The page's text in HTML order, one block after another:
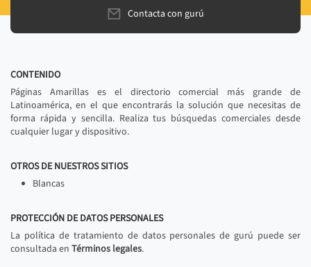
Contacta con gurú
CONTENIDO
Páginas Amarillas es el directorio comercial más grande de
Latinoamérica, en el que encontrarás la solución que necesitas de
forma rápida y sencilla. Realiza tus búsquedas comerciales desde
cualquier lugar y dispositivo.
OTROS DE NUESTROS SITIOS
Blancas
PROTECCIÓN DE DATOS PERSONALES
La política de tratamiento de datos personales de gurú puede ser
consultada en Términos legales.